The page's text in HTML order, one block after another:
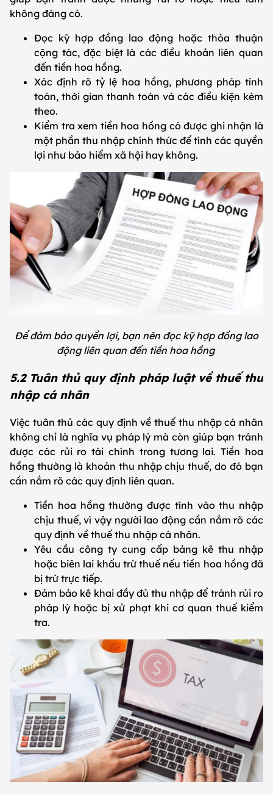
không đáng có.
Đọc kỹ hợp đồng lao động hoặc thỏa thuận
cộng tác, đặc biệt là các điều khoản liên quan
đến tiền hoa hồng.
Xác định rõ tỷ lệ hoa hồng, phương pháp tính
toán, thời gian thanh toán và các điều kiện kèm
theo.
Kiểm tra xem tiền hoa hồng có được ghi nhận là
một phần thu nhập chính thức để tính các quyền
lợi như bảo hiểm xã hội hay không.
Để đảm bảo quyền lợi, bạn nên đọc kỹ hợp đồng lao
động liên quan đến tiền hoa hồng
5.2 Tuân thủ quy định pháp luật về thuế thu
nhập cá nhân
Việc tuân thủ các quy định về thuế thu nhập cá nhân
không chỉ là nghĩa vụ pháp lý mà còn giúp bạn tránh
được các rủi ro tài chính trong tương lai. Tiền hoa
hồng thường là khoản thu nhập chịu thuế, do đó bạn
cần nắm rõ các quy định liên quan.
Tiền hoa hồng thường được tính vào thu nhập
chịu thuế, vì vậy người lao động cần nắm rõ các
quy định về thuế thu nhập cá nhân.
Yêu cầu công ty cung cấp bảng kê thu nhập
hoặc biên lai khấu trừ thuế nếu tiền hoa hồng đã
bị trừ trực tiếp.
Đảm bảo kê khai đầy đủ thu nhập để tránh rủi ro
pháp lý hoặc bị xử phạt khi cơ quan thuế kiểm
tra.